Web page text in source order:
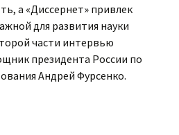
а «Диссернет» привлек
для развития науки
части интервью
президента России по
Андрей Фурсенко.